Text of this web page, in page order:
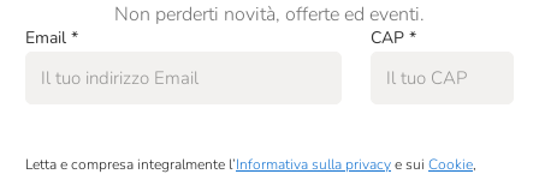
Non perderti novità, offerte ed eventi.
Email * CAP *
Letta e compresa integralmente l’Informativa sulla privacye sui Cookie,